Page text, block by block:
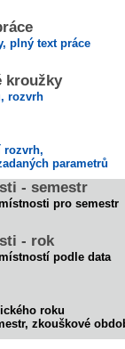
plný text práce
kroužky
rozvrh
rozvrh,
parametrů
- semestr
pro semestr
- rok
podle data
roku
zkouškové